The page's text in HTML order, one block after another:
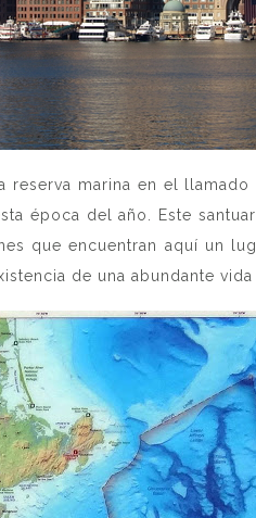
reserva marina en el llamado
época del año. Este
que encuentran aquí un
de una abundante vida